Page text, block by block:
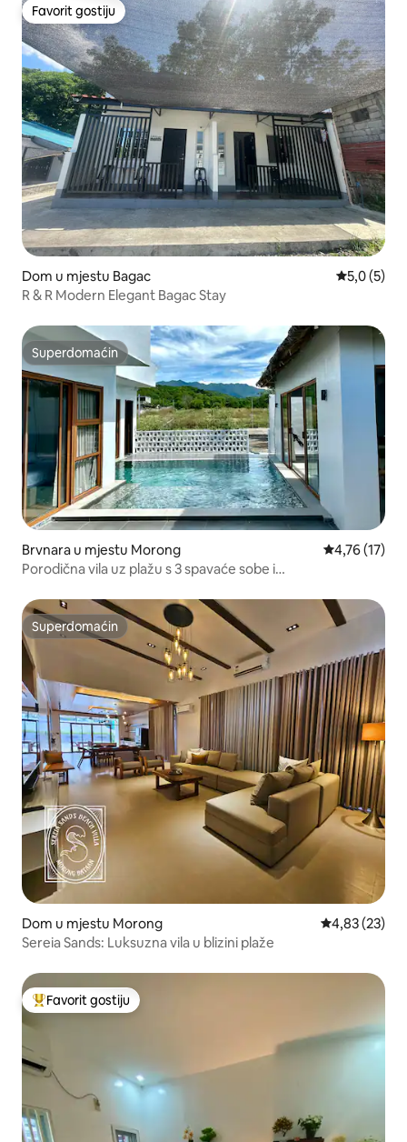
Favorit gostiju
Favorit gostiju
Dom u mjestu Bagac Prosječna
5,0 (5)
R & R Modern Elegant Bagac Stay
Superdomaćin
Superdomaćin
Brvnara u mjestu Morong Prosječna
4,76 (17)
Porodična vila uz plažu s 3 spavaće sobe i
Superdomaćin
Superdomaćin
Dom u mjestu Morong Prosječna
4,83 (23)
Sereia Sands: Luksuzna vila u blizini plaže
Glavni favorit gostiju
Favorit gostiju